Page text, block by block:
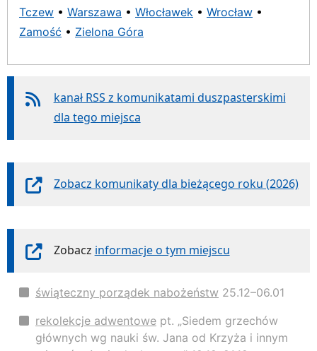
Tczew • Warszawa • Włocławek • Wrocław •
Zamość • Zielona Góra
kanał RSS z komunikatami duszpasterskimi
dla tego miejsca
Zobacz komunikaty dla bieżącego roku (2026)
Zobacz informacje o tym miejscu
świąteczny porządek nabożeństw 25.12–06.01
rekolekcje adwentowe pt. „Siedem grzechów
głównych wg nauki św. Jana od Krzyża i innym